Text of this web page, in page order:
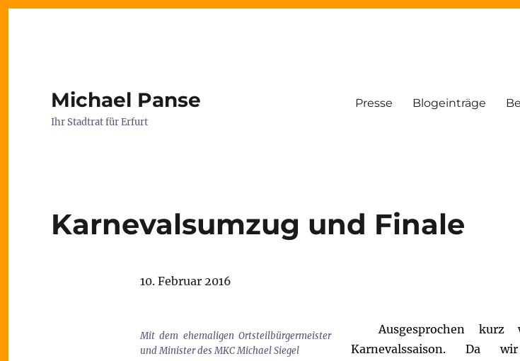
Michael Panse
Ihr Stadtrat für Erfurt
Presse Blogeinträge
Karnevalsumzug und Finale
10. Februar 2016
Mit dem ehemaligen Ortsteilbürgermeister
und Minister des MKC Michael Siegel
Ausgesprochen
Karnevalssaison. Da